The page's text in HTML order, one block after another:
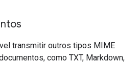
transmitir outros tipos MIME
como TXT, Markdown,